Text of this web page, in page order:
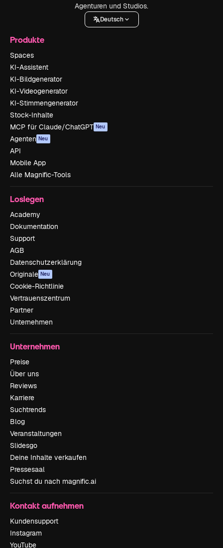
Agenturen und Studios.
Deutsch
Produkte
Spaces
KI-Assistent
KI-Bildgenerator
KI-Videogenerator
KI-Stimmengenerator
Stock-Inhalte
MCP für Claude/ChatGPT Neu
Agenten Neu
API
Mobile App
Alle Magnific-Tools
Loslegen
Academy
Dokumentation
Support
AGB
Datenschutzerklärung
Originale Neu
Cookie-Richtlinie
Vertrauenszentrum
Partner
Unternehmen
Unternehmen
Preise
Über uns
Reviews
Karriere
Suchtrends
Blog
Veranstaltungen
Slidesgo
Deine Inhalte verkaufen
Pressesaal
Suchst du nach magnific.ai
Kontakt aufnehmen
Kundensupport
Instagram
YouTube